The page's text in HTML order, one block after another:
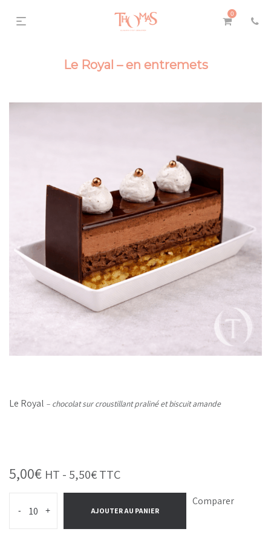
0
Le Royal – en entremets
Le Royal – chocolat sur croustillant praliné et biscuit amande
5,00€ HT - 5,50€TTC
- + AJOUTER AU PANIER
Comparer